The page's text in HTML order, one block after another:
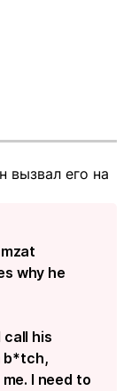
вызвал его на
why he
call his
b*tch,
I need to